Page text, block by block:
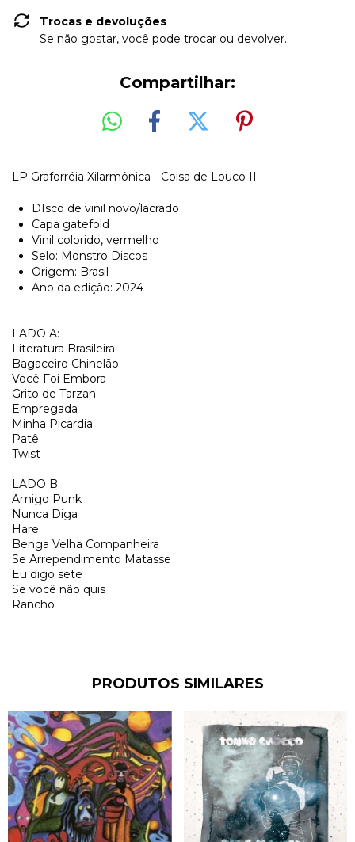
Trocas e devoluções
Se não gostar, você pode trocar ou devolver.
Compartilhar:
LP Graforréia Xilarmônica - Coisa de Louco II
DIsco de vinil novo/lacrado
Capa gatefold
Vinil colorido, vermelho
Selo: Monstro Discos
Origem: Brasil
Ano da edição: 2024
LADO A:
Literatura Brasileira
Bagaceiro Chinelão
Você Foi Embora
Grito de Tarzan
Empregada
Minha Picardia
Patê
Twist
LADO B:
Amigo Punk
Nunca Diga
Hare
Benga Velha Companheira
Se Arrependimento Matasse
Eu digo sete
Se você não quis
Rancho
PRODUTOS SIMILARES